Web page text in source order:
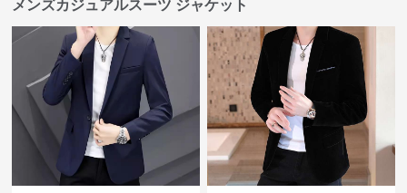
メンズカジュアルスーツ ジャケット